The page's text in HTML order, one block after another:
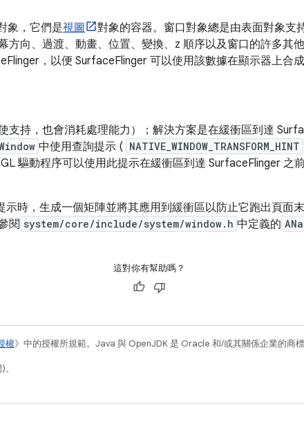
象，它們是視圖
對象的容器。窗口對象總是由表面對象支
方向、過渡、動畫、位置、變換、z 順序以及窗口的許多其
，以便 SurfaceFlinger 可以使用該數據在顯示器上合成
支持，也會消耗處理能力）；解決方案是在緩衝區到達
中使用查詢提示 ( NATIVE_WINDOW_TRANSFORM_HINT
驅動程序可以使用此提示在緩衝區到達 SurfaceFlinger 之
時，生成一個矩陣並將其應用到緩衝區以防止它跑出頁面
閱 system/core/include/system/window.h 中定義的
這對你有幫助嗎？
權》中的授權所規範。Java 與 OpenJDK 是 Oracle 和/或其關係企業的商標